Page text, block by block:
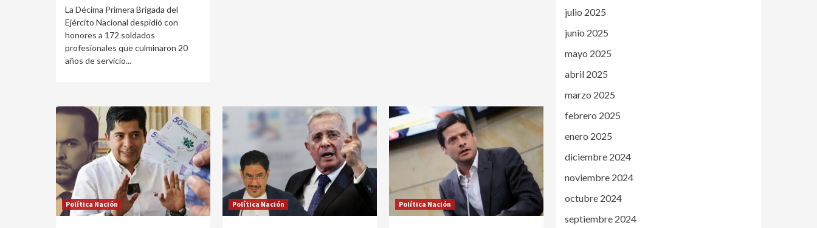
La Décima Primera Brigada del
Ejército Nacional despidió con
honores a 172 soldados
profesionales que culminaron 20
años de servicio...
Política Nación Política Nación Política Nación
julio 2025
junio 2025
mayo 2025
abril 2025
marzo 2025
febrero 2025
enero 2025
diciembre 2024
noviembre 2024
octubre 2024
septiembre 2024